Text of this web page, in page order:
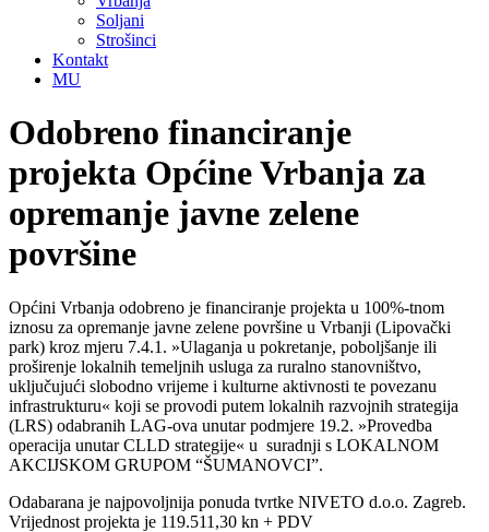
Soljani
Strošinci
Kontakt
MU
Odobreno financiranje
projekta Općine Vrbanja za
opremanje javne zelene
površine
Općini Vrbanja odobreno je financiranje projekta u 100%-tnom
iznosu za opremanje javne zelene površine u Vrbanji (Lipovački
park) kroz mjeru 7.4.1. »Ulaganja u pokretanje, poboljšanje ili
proširenje lokalnih temeljnih usluga za ruralno stanovništvo,
uključujući slobodno vrijeme i kulturne aktivnosti te povezanu
infrastrukturu« koji se provodi putem lokalnih razvojnih strategija
(LRS) odabranih LAG-ova unutar podmjere 19.2. »Provedba
operacija unutar CLLD strategije« u suradnji s LOKALNOM
AKCIJSKOM GRUPOM “ŠUMANOVCI”.
Odabarana je najpovoljnija ponuda tvrtke NIVETO d.o.o. Zagreb.
Vrijednost projekta je 119.511,30 kn + PDV